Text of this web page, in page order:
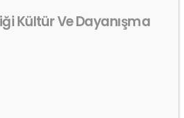
Kültür Ve Dayanışma